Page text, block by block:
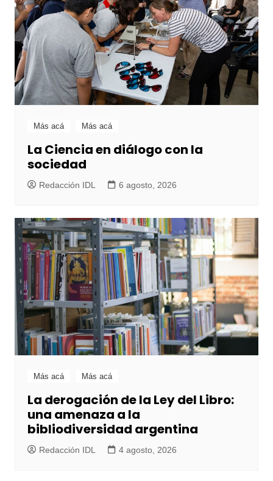
Más acá Más acá
La Ciencia en diálogo con la
sociedad
Redacción IDL 6 agosto, 2026
Más acá Más acá
La derogación de la Ley del Libro:
una amenaza a la
bibliodiversidad argentina
Redacción IDL 4 agosto, 2026